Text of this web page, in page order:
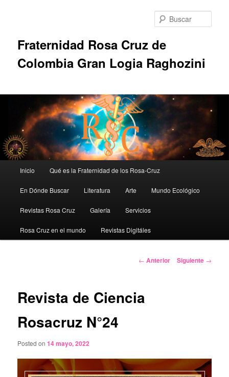
Fraternidad Rosa Cruz de
Colombia Gran Logia Raghozini
principal
Inicio Qué es la Fraternidad de los Rosa-Cruz
En Dónde Buscar Literatura Arte Mundo Ecológico
Revistas Rosa Cruz Galería Servicios
Rosa Cruz en el mundo Revistas Digitáles
Navegación
← Anterior Siguiente →
Revista de Ciencia
Rosacruz N°24
Posted on14 mayo, 2022